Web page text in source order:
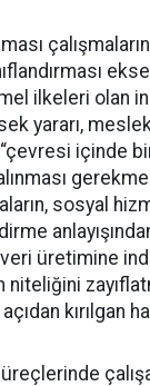
ilkeleri olan
yararı,
içinde
sosyal
üretimine
niteliğini
kırılgan